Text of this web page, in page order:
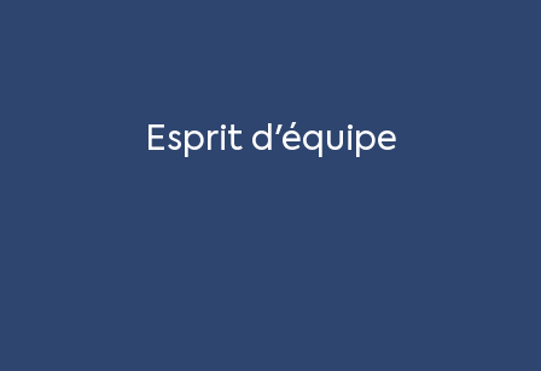
Esprit d'équipe